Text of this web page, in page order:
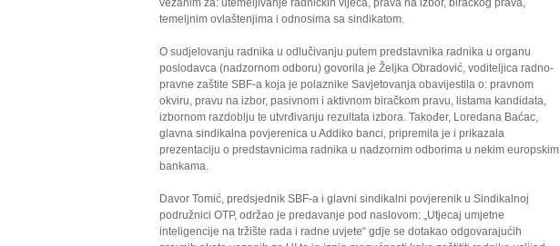
vezanim za: utemeljivanje radničkih vijeća, prava na izbor, biračkog prava,
temeljnim ovlaštenjima i odnosima sa sindikatom.
O sudjelovanju radnika u odlučivanju putem predstavnika radnika u organu
poslodavca (nadzornom odboru) govorila je Željka Obradović, voditeljica radno-
pravne zaštite SBF-a koja je polaznike Savjetovanja obavijestila o: pravnom
okviru, pravu na izbor, pasivnom i aktivnom biračkom pravu, listama kandidata,
izbornom razdoblju te utvrđivanju rezultata izbora. Također, Loredana Baćac,
glavna sindikalna povjerenica u Addiko banci, pripremila je i prikazala
prezentaciju o predstavnicima radnika u nadzornim odborima u nekim europskim
bankama.
Davor Tomić, predsjednik SBF-a i glavni sindikalni povjerenik u Sindikalnoj
podružnici OTP, održao je predavanje pod naslovom: „Utjecaj umjetne
inteligencije na tržište rada i radne uvjete“ gdje se dotakao odgovarajućih